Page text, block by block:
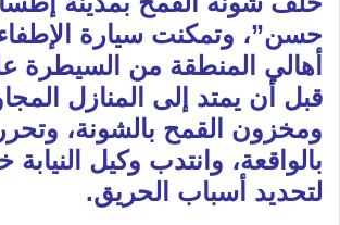
حسن”، وتمكنت سيارة
أهالي المنطقة من السيطرة
قبل أن يمتد إلى المنازل
ومخزون القمح بالشونة،
بالواقعة، وانتدب وكيل النيابة
لتحديد أسباب الحريق.